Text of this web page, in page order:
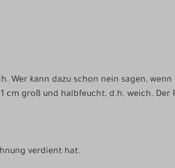
Wer kann dazu schon nein sagen,
cm groß und halbfeucht, d.h. weich.
verdient hat.